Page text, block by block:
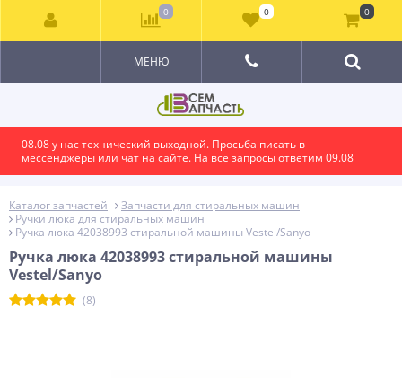
08.08 у нас технический выходной. Просьба писать в
мессенджеры или чат на сайте. На все запросы ответим 09.08
МЕНЮ
Каталог запчастей
Запчасти для стиральных машин
Ручки люка для стиральных машин
Ручка люка 42038993 стиральной машины Vestel/Sanyo
Ручка люка 42038993 стиральной машины
Vestel/Sanyo
(8)
0 0 0